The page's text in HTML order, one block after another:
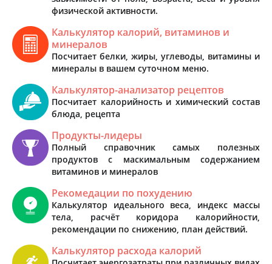
физической активности.
Калькулятор калорий, витаминов и
минералов
Посчитает белки, жиры, углеводы, витамины и
минералы в вашем суточном меню.
Калькулятор-анализатор рецептов
Посчитает калорийность и химический состав
блюда, рецепта
Продукты-лидеры
Полный справочник самых полезных
продуктов с маскимальным содержанием
витаминов и минералов
Рекомедации по похудению
Калькулятор идеального веса, индекс массы
тела, расчёт коридора калорийности,
рекомендации по снижению, план действий.
Калькулятор расхода калорий